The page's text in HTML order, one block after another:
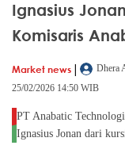
Ignasius
Komisaris
Market news |
Dhera
25/02/2026 14:50 WIB
PT Anabatic
Ignasius Jonan dari